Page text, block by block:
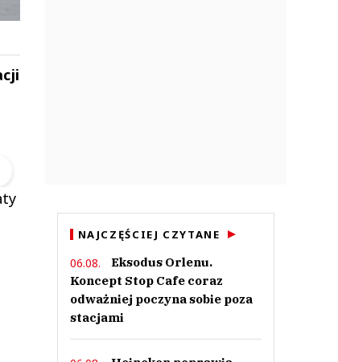
NAJCZĘŚCIEJ CZYTANE
06.08.
Eksodus Orlenu.
Koncept Stop Cafe coraz
odważniej poczyna sobie poza
stacjami